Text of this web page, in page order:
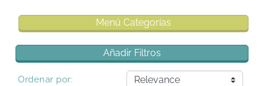
Menú Categorías
Añadir Filtros
Ordenar por: